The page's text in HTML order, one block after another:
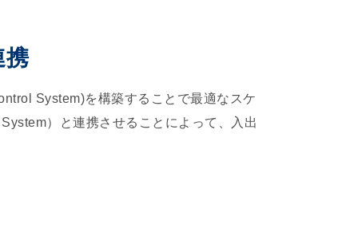
携
System)を構築することで最適なスケ
）と連携させることによって、入出